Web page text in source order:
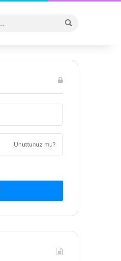
...
Unuttunuz mu?